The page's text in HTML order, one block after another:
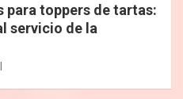
para toppers de tartas:
servicio de la